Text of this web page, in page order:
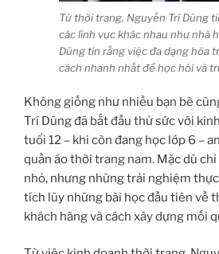
Từ thời trang, Nguyễn Trí Dũng
các lĩnh vực khác nhau như nhà
Dũng tin rằng việc đa dạng hóa
cách nhanh nhất để học hỏi và
Không giống như nhiều bạn bè
Trí Dũng đã bắt đầu thử sức với
tuổi 12 – khi còn đang học lớp 6 –
quần áo thời trang nam. Mặc dù
nhỏ, nhưng những trải nghiệm
tích lũy những bài học đầu tiên về
khách hàng và cách xây dựng mối